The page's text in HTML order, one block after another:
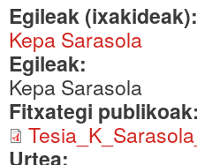
Egileak
Kepa Sarasola
Egileak:
Kepa Sarasola
Fitxategi
Urtea: